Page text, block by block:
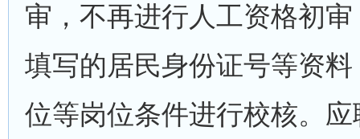
审，不再进行人工资格初
填写的居民身份证号等资
位等岗位条件进行校核。